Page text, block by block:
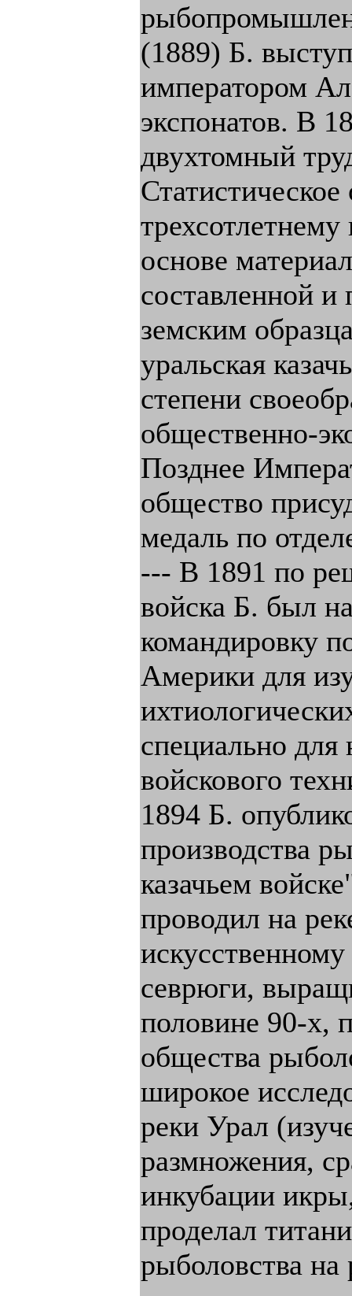
(1889) Б.
императором
экспонатов. В
двухтомный
основе
составленной
земским
уральская
степени
общественно-
Позднее
общество
медаль по
--- В 1891 по
войска Б. был
командировку
Америки для
специально
войскового
1894 Б.
производства
казачьем
проводил на
севрюги,
половине 90-х,
общества
широкое
реки Урал
размножения,
инкубации
проделал
рыболовства